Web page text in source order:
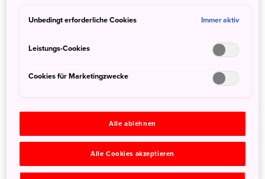
Die Kampagne startet mit der
Chance, ein Ticket nach Japan zu
gewinnen
Unbedingt erforderliche Cookies Immer aktiv
Leistungs-Cookies
Cookies für Marketingzwecke
Alle ablehnen
Alle Cookies akzeptieren